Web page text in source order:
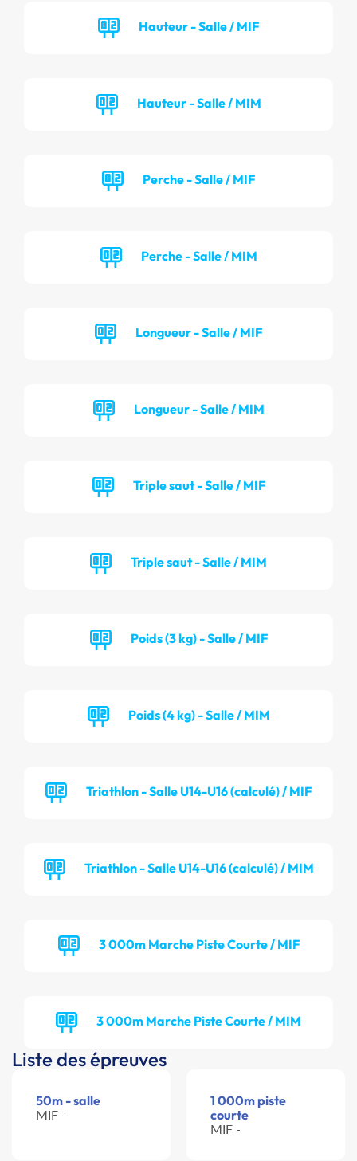
Hauteur - Salle / MIF
Hauteur - Salle / MIM
Perche - Salle / MIF
Perche - Salle / MIM
Longueur - Salle / MIF
Longueur - Salle / MIM
Triple saut - Salle / MIF
Triple saut - Salle / MIM
Poids (3 kg) - Salle / MIF
Poids (4 kg) - Salle / MIM
Triathlon - Salle U14-U16 (calculé) / MIF
Triathlon - Salle U14-U16 (calculé) / MIM
3 000m Marche Piste Courte / MIF
3 000m Marche Piste Courte / MIM
Liste des épreuves
50m - salle
MIF -
1 000m piste
courte
MIF -